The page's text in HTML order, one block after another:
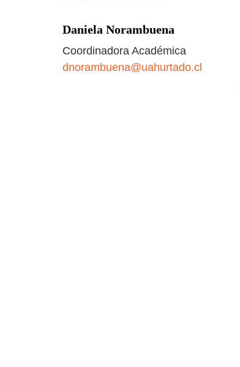
Daniela Norambuena
Coordinadora Académica
dnorambuena@uahurtado.cl